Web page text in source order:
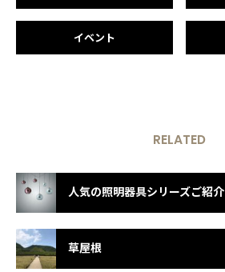
イベント
RELATED
人気の照明器具シリーズご紹介
草屋根